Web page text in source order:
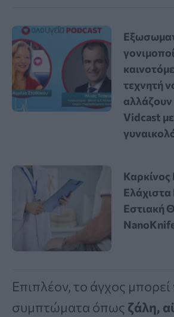
τεχνητή
Vidcast
Ελάχιστα
Εστιακή
Επιπλέον, το άγχος μπορεί
συμπτώματα όπως ζάλη,